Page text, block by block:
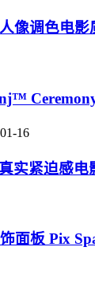
像调色电
16
实紧迫感
面板 Pix